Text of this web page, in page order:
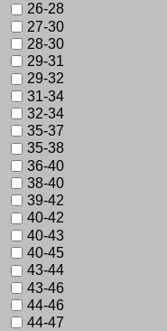
26-28
27-30
28-30
29-31
29-32
31-34
32-34
35-37
35-38
36-40
38-40
39-42
40-42
40-43
40-45
43-44
43-46
44-46
44-47